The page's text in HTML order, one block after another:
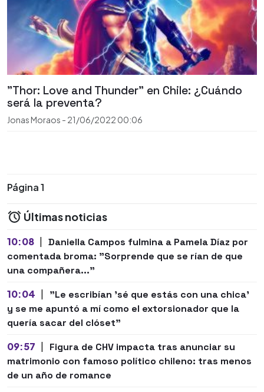
"Thor: Love and Thunder" en Chile: ¿Cuándo
será la preventa?
Jonas Moraos - 21/06/2022 00:06
Página 1
Últimas noticias
10:08
Daniella Campos fulmina a Pamela Díaz por
comentada broma: "Sorprende que se rían de que
una compañera..."
10:04
"Le escribían 'sé que estás con una chica'
y se me apuntó a mí como el extorsionador que la
quería sacar del clóset"
09:57
Figura de CHV impacta tras anunciar su
matrimonio con famoso político chileno: tras menos
de un año de romance